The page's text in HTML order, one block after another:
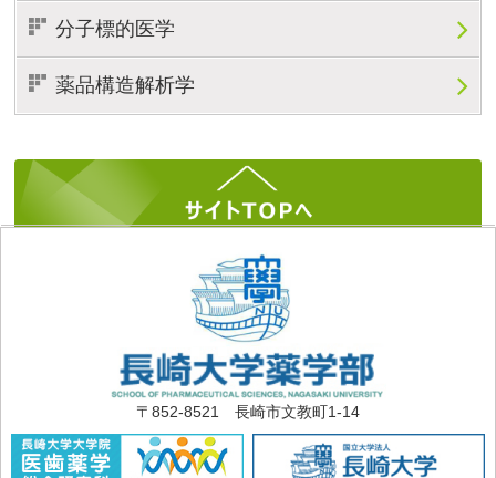
分子標的医学
薬品構造解析学
〒852-8521 長崎市文教町1-14